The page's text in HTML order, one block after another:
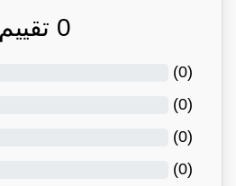
0 تقييم
(
0
)
(
0
)
(
0
)
(
0
)